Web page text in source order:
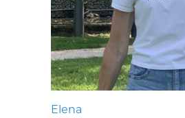
Elena